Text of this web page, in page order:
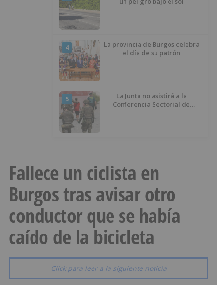
4
La provincia de Burgos celebra
el día de su patrón
5
La Junta no asistirá a la
Conferencia Sectorial de
Fallece un ciclista en
Burgos tras avisar otro
conductor que se había
caído de la bicicleta
Click para leer a la siguiente noticia